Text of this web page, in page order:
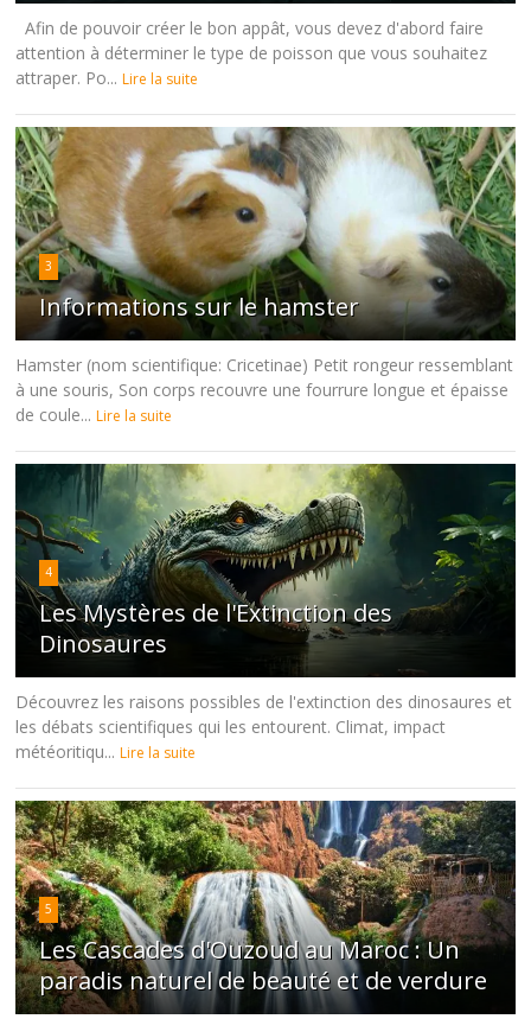
Afin de pouvoir créer le bon appât, vous devez d'abord faire
attention à déterminer le type de poisson que vous souhaitez
attraper. Po... Lire la suite
3
Informations sur le hamster
Hamster (nom scientifique: Cricetinae) Petit rongeur ressemblant
à une souris, Son corps recouvre une fourrure longue et épaisse
de coule... Lire la suite
4
Les Mystères de l'Extinction des
Dinosaures
Découvrez les raisons possibles de l'extinction des dinosaures et
les débats scientifiques qui les entourent. Climat, impact
météoritiqu... Lire la suite
5
Les Cascades d'Ouzoud au Maroc : Un
paradis naturel de beauté et de verdure